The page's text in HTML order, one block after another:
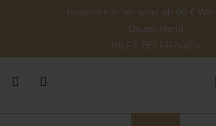
Kostenfreier Versand ab 60 €
Deutschland
HILFE BEI FRAGEN